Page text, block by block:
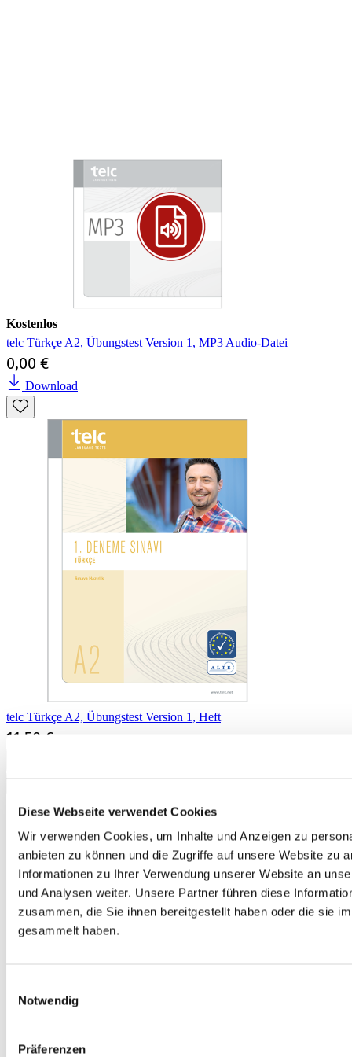
Diese Webseite verwendet Cookies
Wir verwenden Cookies, um Inhalte und Anzeigen zu
anbieten zu können und die Zugriffe auf unsere Website zu
Informationen zu Ihrer Verwendung unserer Website an
und Analysen weiter. Unsere Partner führen diese
zusammen, die Sie ihnen bereitgestellt haben oder die sie
gesammelt haben.
Notwendig
Präferenzen
Kostenlos
telc Türkçe A2, Übungstest Version 1, MP3 Audio-Datei
0,00 €
Download
telc Türkçe A2, Übungstest Version 1, Heft
11,50 €